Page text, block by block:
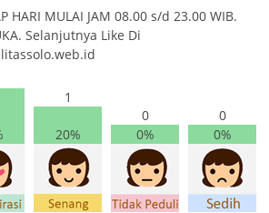
HARI MULAI JAM 08.00 s/d 23.00 WIB.
Selanjutnya Like Di
1
20%
0
0%
0
0%